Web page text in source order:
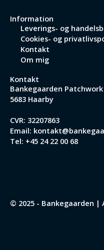
Information
Leverings- og
Cookies- og
Kontakt
Om mig
Kontakt
Bankegaarden Patchwork
5683 Haarby
CVR: 32207863
Email:
Tel: +45 24 22 00 68
© 2025 - Bankegaarden